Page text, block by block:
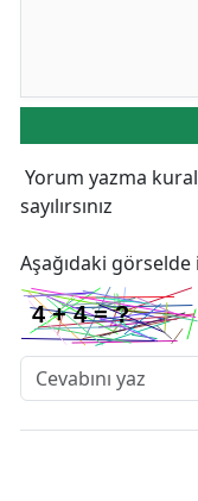
Yorum yazma
sayılırsınız
Aşağıdaki